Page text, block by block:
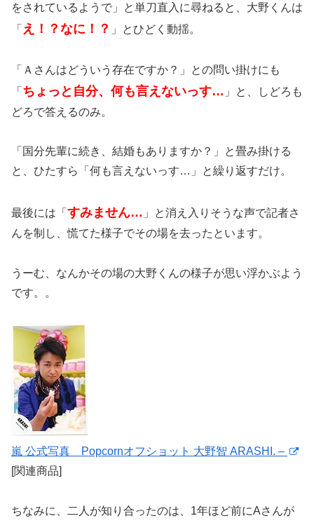
をされているようで」と単刀直入に尋ねると、大野くんは
「 え！？なに！？ 」とひどく動揺。
「Ａさんはどういう存在ですか？」との問い掛けにも
「 ちょっと自分、何も言えないっす… 」と、しどろも
どろで答えるのみ。
「国分先輩に続き、結婚もありますか？」と畳み掛ける
と、ひたすら「何も言えないっす…」と繰り返すだけ。
最後には「 すみません… 」と消え入りそうな声で記者さ
んを制し、慌てた様子でその場を去ったといます。
うーむ、なんかその場の大野くんの様子が思い浮かぶよう
です。。
嵐 公式写真 Popcornオフショット 大野智 ARASHI. –
[関連商品]
ちなみに、二人が知り合ったのは、1年ほど前にAさんが